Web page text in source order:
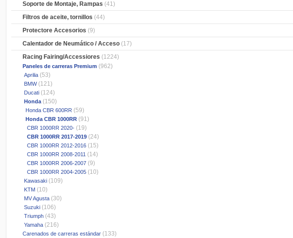
Soporte de Montaje, Rampas (41)
Filtros de aceite, tornillos (44)
Protectore Accesorios (9)
Calentador de Neumático / Acceso (17)
Racing Fairing/Accessiores (1224)
Paneles de carreras Premium (962)
Aprilia (53)
BMW(121)
Ducati (124)
Honda(150)
Honda CBR 600RR (59)
Honda CBR 1000RR (91)
CBR 1000RR 2020- (19)
CBR 1000RR 2017-2019 (24)
CBR 1000RR 2012-2016 (15)
CBR 1000RR 2008-2011 (14)
CBR 1000RR 2006-2007 (9)
CBR 1000RR 2004-2005 (10)
Kawasaki (109)
KTM (10)
MV Agusta (30)
Suzuki (106)
Triumph (43)
Yamaha (216)
Carenados de carreras estándar (133)